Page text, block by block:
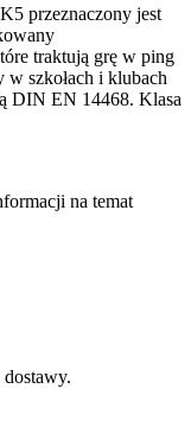
przeznaczony jest
traktują grę w ping
szkołach i klubach
DIN EN 14468. Klasa
na temat